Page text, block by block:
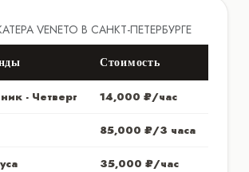
VENETO В САНКТ-ПЕТЕРБУРГЕ
Стоимость
- Четверг 14,000 ₽/час
85,000 ₽/3 часа
35,000 ₽/час